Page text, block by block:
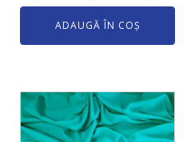
ADAUGĂ ÎN COȘ